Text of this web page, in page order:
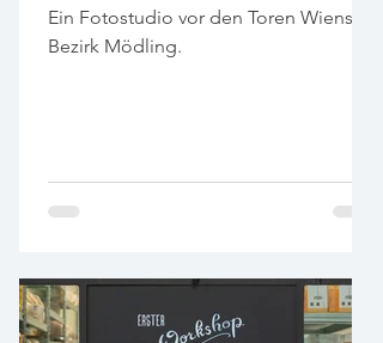
Ein Fotostudio vor den Toren Wiens im
Bezirk Mödling.